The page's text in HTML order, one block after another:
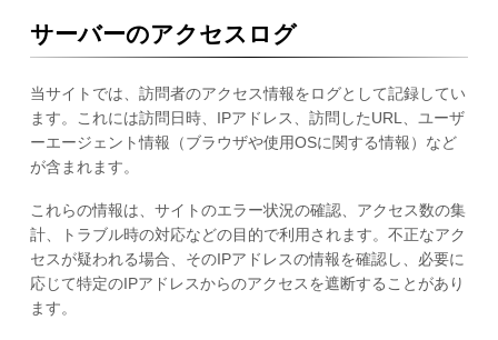
サーバーのアクセスログ
当サイトでは、訪問者のアクセス情報をログとして記録してい
ます。これには訪問日時、IPアドレス、訪問したURL、ユーザ
ーエージェント情報（ブラウザや使用OSに関する情報）など
が含まれます。
これらの情報は、サイトのエラー状況の確認、アクセス数の集
計、トラブル時の対応などの目的で利用されます。不正なアク
セスが疑われる場合、そのIPアドレスの情報を確認し、必要に
応じて特定のIPアドレスからのアクセスを遮断することがあり
ます。